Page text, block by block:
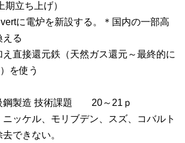
期立ち上げ）
に電炉を新設する。＊国内の一部高
える
え直接還元鉄（天然ガス還元～最終的に
を使う
鋼製造 技術課題 20～ 21 ｐ
ッケル、モリブデン、スズ、コバルト
できない。